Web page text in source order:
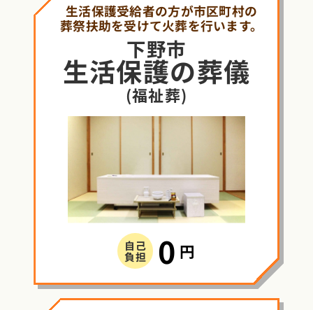
生活保護受給者の方が市区町村の
葬祭扶助を受けて火葬を行います。
下野市
生活保護の葬儀
(福祉葬)
自己
負担 0 円